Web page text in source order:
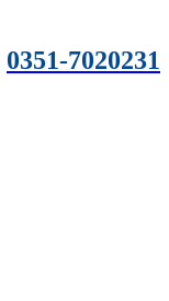
0351-7020231